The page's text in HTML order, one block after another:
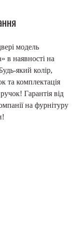
модель
в наявності на
який колір,
та комплектація
ручок! Гарантія від
на фурнітуру